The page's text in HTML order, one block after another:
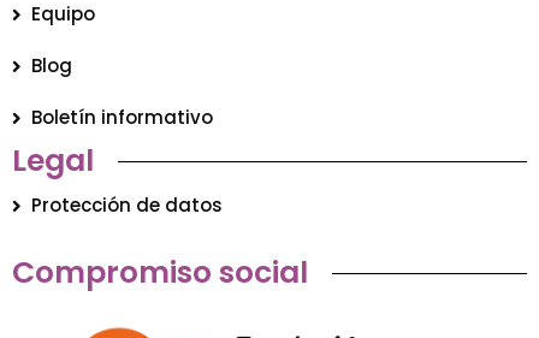
Equipo
Blog
Boletín informativo
Legal
Protección de datos
Compromiso social